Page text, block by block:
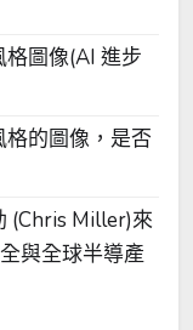
圖像(AI 進步
的圖像，是否
(Chris Miller)來
與全球半導產